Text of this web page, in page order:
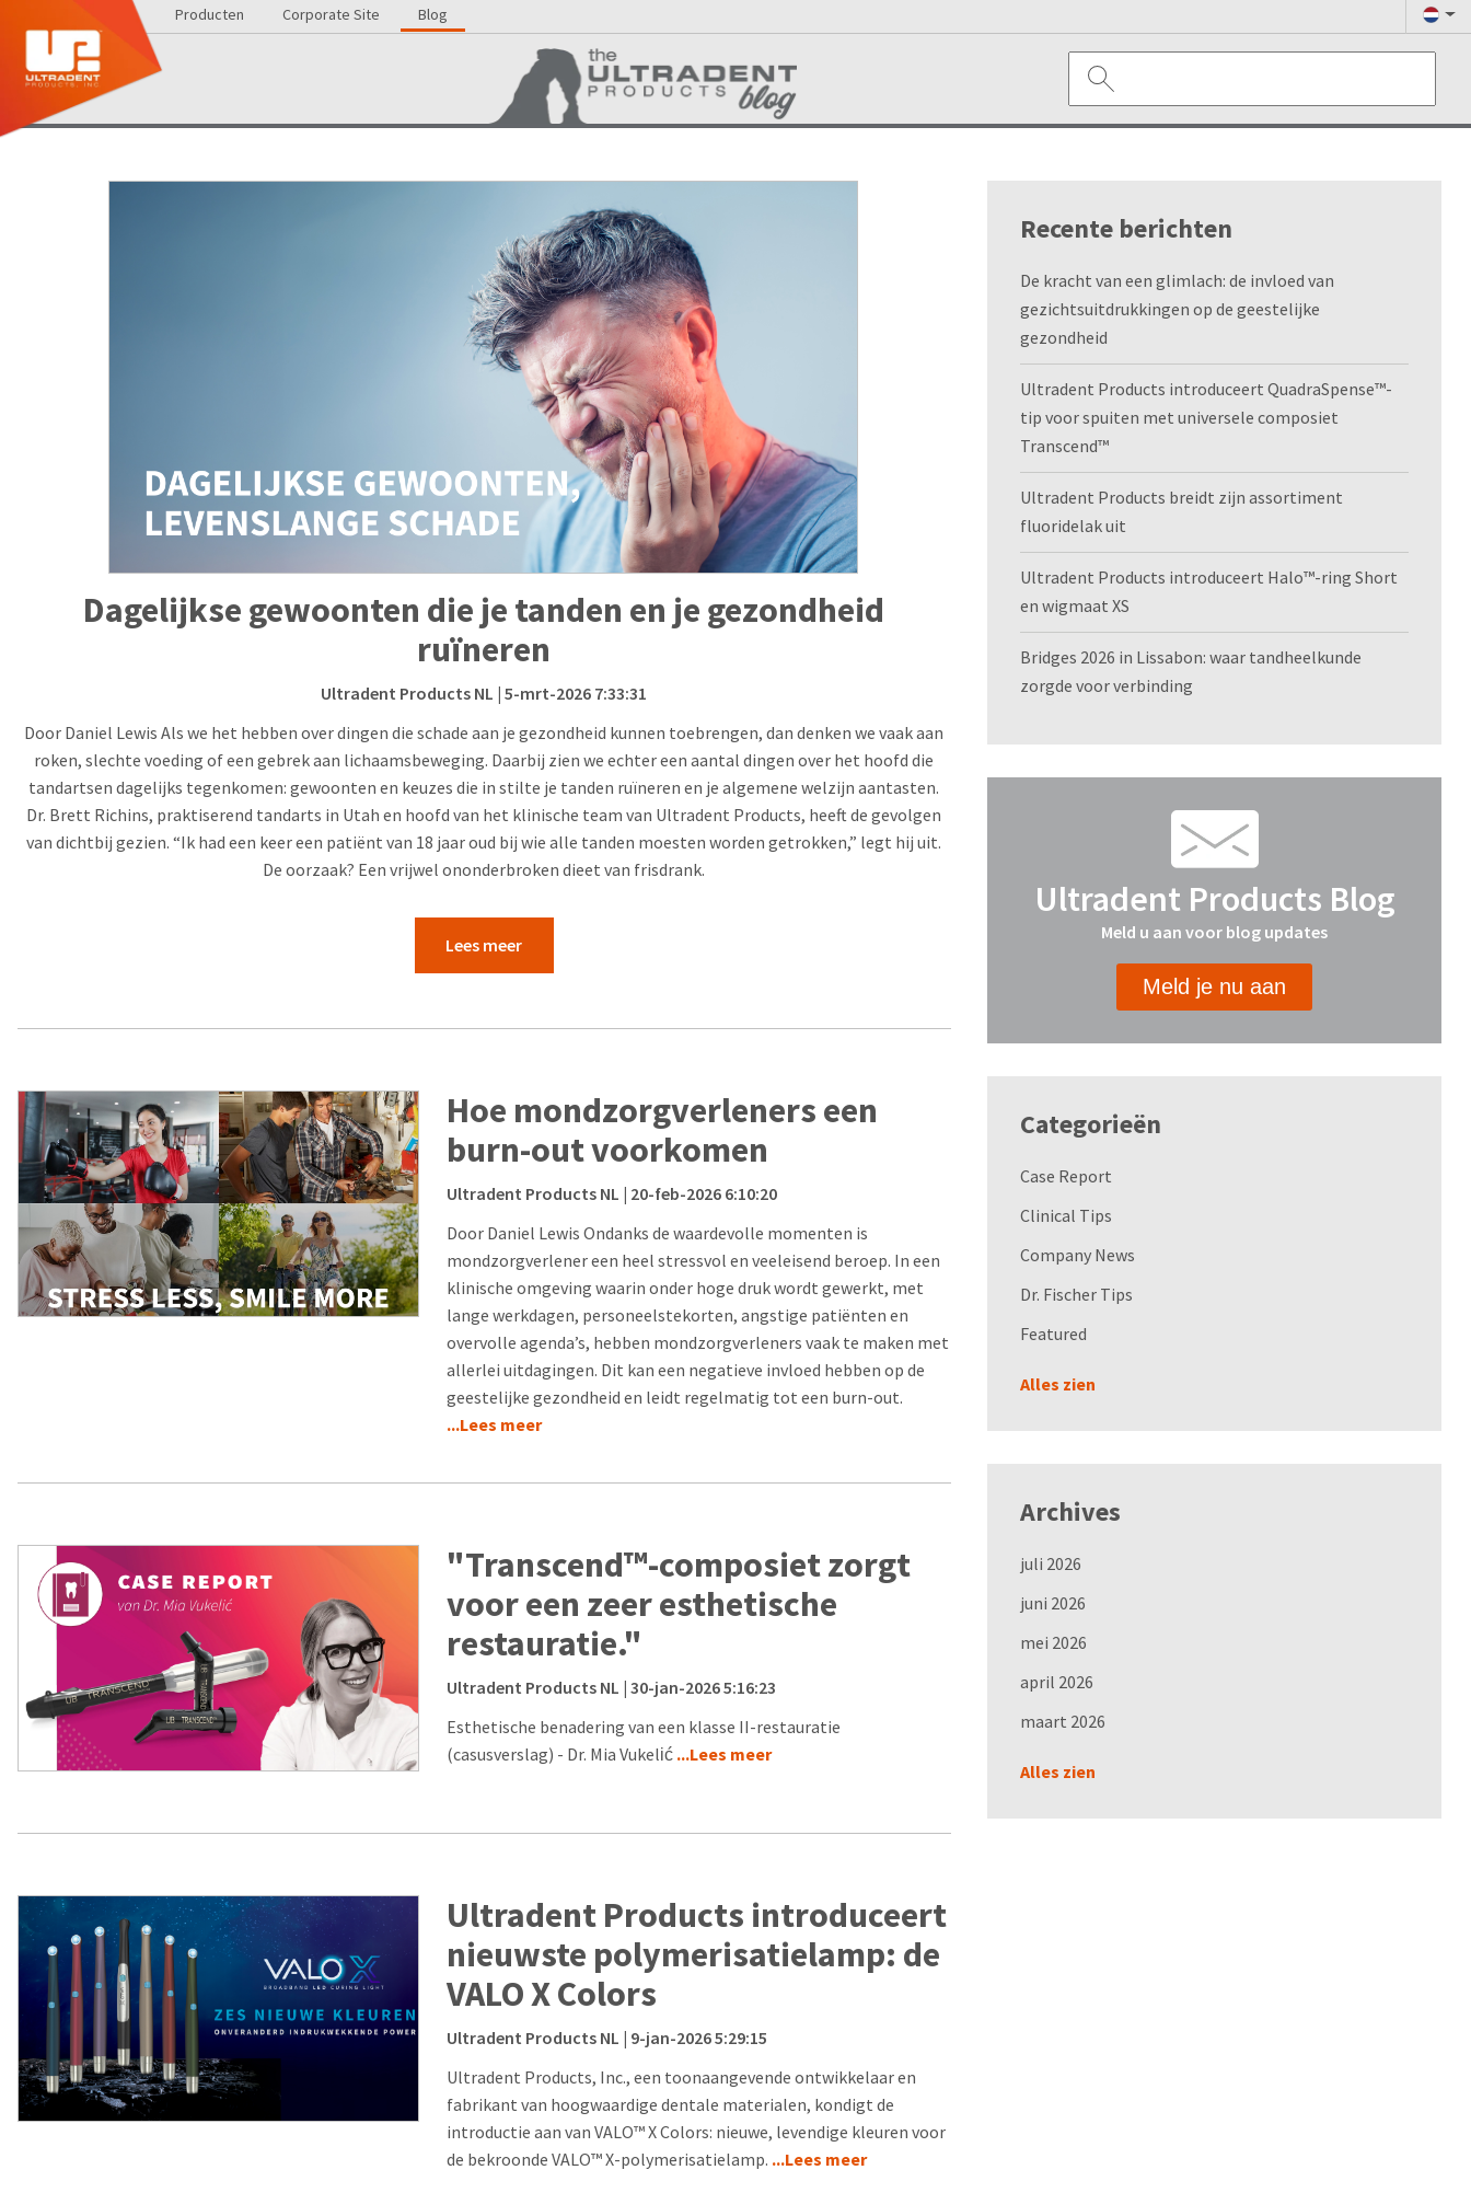
Producten Corporate Site Blog
Dagelijkse gewoonten die je tanden en je gezondheid
ruïneren
Ultradent Products NL | 5-mrt-2026 7:33:31
Door Daniel Lewis Als we het hebben over dingen die schade aan je gezondheid kunnen toebrengen, dan denken we vaak aan
roken, slechte voeding of een gebrek aan lichaamsbeweging. Daarbij zien we echter een aantal dingen over het hoofd die
tandartsen dagelijks tegenkomen: gewoonten en keuzes die in stilte je tanden ruïneren en je algemene welzijn aantasten.
Dr. Brett Richins, praktiserend tandarts in Utah en hoofd van het klinische team van Ultradent Products, heeft de gevolgen
van dichtbij gezien. “Ik had een keer een patiënt van 18 jaar oud bij wie alle tanden moesten worden getrokken,” legt hij uit.
De oorzaak? Een vrijwel ononderbroken dieet van frisdrank.
Lees meer
Hoe mondzorgverleners een
burn-out voorkomen
Ultradent Products NL | 20-feb-2026 6:10:20
Door Daniel Lewis Ondanks de waardevolle momenten is
mondzorgverlener een heel stressvol en veeleisend beroep. In een
klinische omgeving waarin onder hoge druk wordt gewerkt, met
lange werkdagen, personeelstekorten, angstige patiënten en
overvolle agenda’s, hebben mondzorgverleners vaak te maken met
allerlei uitdagingen. Dit kan een negatieve invloed hebben op de
geestelijke gezondheid en leidt regelmatig tot een burn-out.
...Lees meer
"Transcend™-composiet zorgt
voor een zeer esthetische
restauratie."
Ultradent Products NL | 30-jan-2026 5:16:23
Esthetische benadering van een klasse II-restauratie
(casusverslag) - Dr. Mia Vukelić...Lees meer
Ultradent Products introduceert
nieuwste polymerisatielamp: de
VALO X Colors
Ultradent Products NL | 9-jan-2026 5:29:15
Ultradent Products, Inc., een toonaangevende ontwikkelaar en
fabrikant van hoogwaardige dentale materialen, kondigt de
introductie aan van VALO™ X Colors: nieuwe, levendige kleuren voor
de bekroonde VALO™ X-polymerisatielamp. ...Lees meer
Recente berichten
De kracht van een glimlach: de invloed van
gezichtsuitdrukkingen op de geestelijke
gezondheid
Ultradent Products introduceert QuadraSpense™-
tip voor spuiten met universele composiet
Transcend™
Ultradent Products breidt zijn assortiment
fluoridelak uit
Ultradent Products introduceert Halo™-ring Short
en wigmaat XS
Bridges 2026 in Lissabon: waar tandheelkunde
zorgde voor verbinding
Ultradent Products Blog
Meld u aan voor blog updates
Meld je nu aan
Categorieën
Case Report
Clinical Tips
Company News
Dr. Fischer Tips
Featured
Alles zien
Archives
juli 2026
juni 2026
mei 2026
april 2026
maart 2026
Alles zien